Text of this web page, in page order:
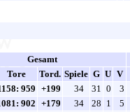
Gesamt
Tore Tord. Spiele G U V
959 +199 34 31 0
3
902 +179 34 28 1
5